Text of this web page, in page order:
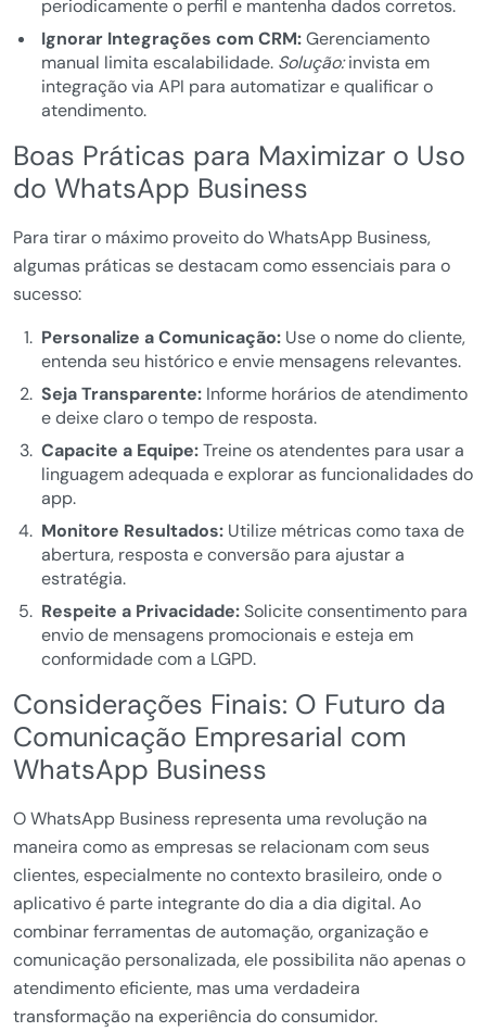
periodicamente o perfil e mantenha dados corretos.
Ignorar Integrações com CRM:Gerenciamento
manual limita escalabilidade. Solução:invista em
integração via API para automatizar e qualificar o
atendimento.
Boas Práticas para Maximizar o Uso
do WhatsApp Business
Para tirar o máximo proveito do WhatsApp Business,
algumas práticas se destacam como essenciais para o
sucesso:
Personalize a Comunicação:Use o nome do cliente,
entenda seu histórico e envie mensagens relevantes.
Seja Transparente:Informe horários de atendimento
e deixe claro o tempo de resposta.
Capacite a Equipe:Treine os atendentes para usar a
linguagem adequada e explorar as funcionalidades do
app.
Monitore Resultados:Utilize métricas como taxa de
abertura, resposta e conversão para ajustar a
estratégia.
Respeite a Privacidade:Solicite consentimento para
envio de mensagens promocionais e esteja em
conformidade com a LGPD.
Considerações Finais: O Futuro da
Comunicação Empresarial com
WhatsApp Business
O WhatsApp Business representa uma revolução na
maneira como as empresas se relacionam com seus
clientes, especialmente no contexto brasileiro, onde o
aplicativo é parte integrante do dia a dia digital. Ao
combinar ferramentas de automação, organização e
comunicação personalizada, ele possibilita não apenas o
atendimento eficiente, mas uma verdadeira
transformação na experiência do consumidor.